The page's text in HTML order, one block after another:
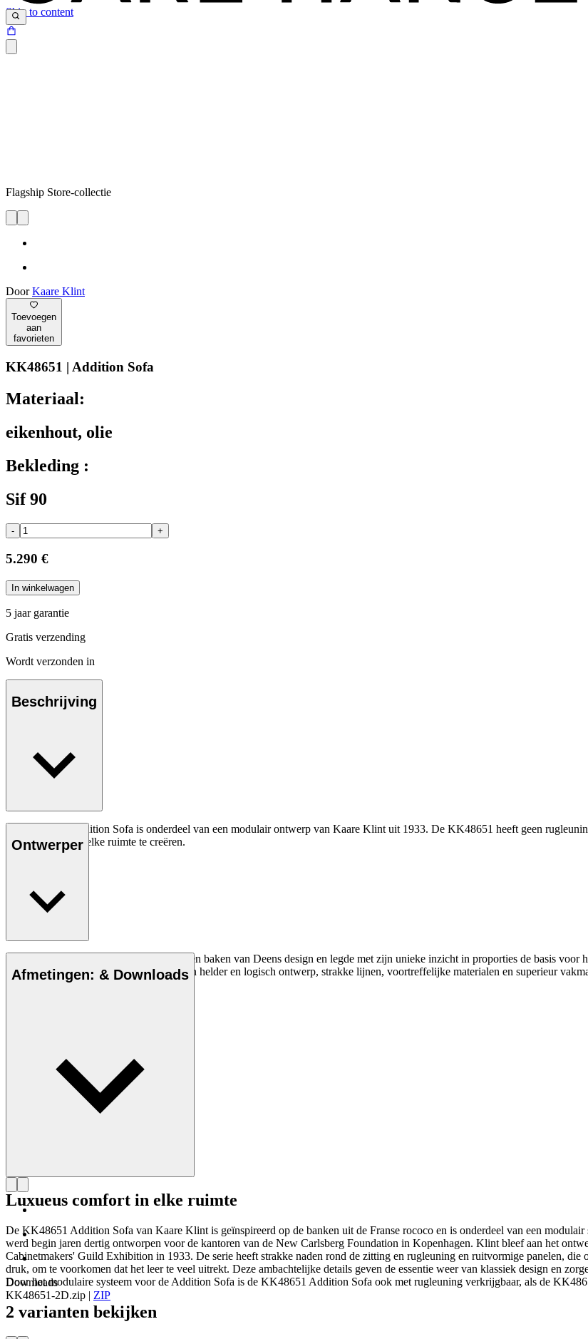
Skip to content
Flagship Store-collectie
DoorKaare Klint
Toevoegen
aan
favorieten
KK48651 | Addition Sofa
Materiaal:
eikenhout, olie
Bekleding :
Sif 90
- +
5.290 €
In winkelwagen
5 jaar garantie
Gratis verzending
Wordt verzonden in
Beschrijving
De KK48651 Addition Sofa is onderdeel van een modulair ontwerp van Kaare Klint uit 1933. De KK48651 heeft geen
zitopstelling voor elke ruimte te creëren.
Ontwerper
Architect Kaare Klint (1888-1954) was een baken van Deens design en legde met zijn unieke inzicht in proporties de basis
designiconen creëerde, hamerde hij op een helder en logisch ontwerp, strakke lijnen, voortreffelijke materialen en superieur
Afmetingen: & Downloads
Downloads
KK48651-2D.zip | ZIP
Luxueus comfort in elke ruimte
De KK48651 Addition Sofa van Kaare Klint is geïnspireerd op de banken uit de Franse rococo en is onderdeel van een
werd begin jaren dertig ontworpen voor de kantoren van de New Carlsberg Foundation in Kopenhagen. Klint bleef aan het
Cabinetmakers' Guild Exhibition in 1933. De serie heeft strakke naden rond de zitting en rugleuning en ruitvormige panelen,
druk, om te voorkomen dat het leer te veel uitrekt. Deze ambachtelijke details geven de essentie weer van klassiek design en
Door het modulaire systeem voor de Addition Sofa is de KK48651 Addition Sofa ook met rugleuning verkrijgbaar, als de
2 varianten bekijken